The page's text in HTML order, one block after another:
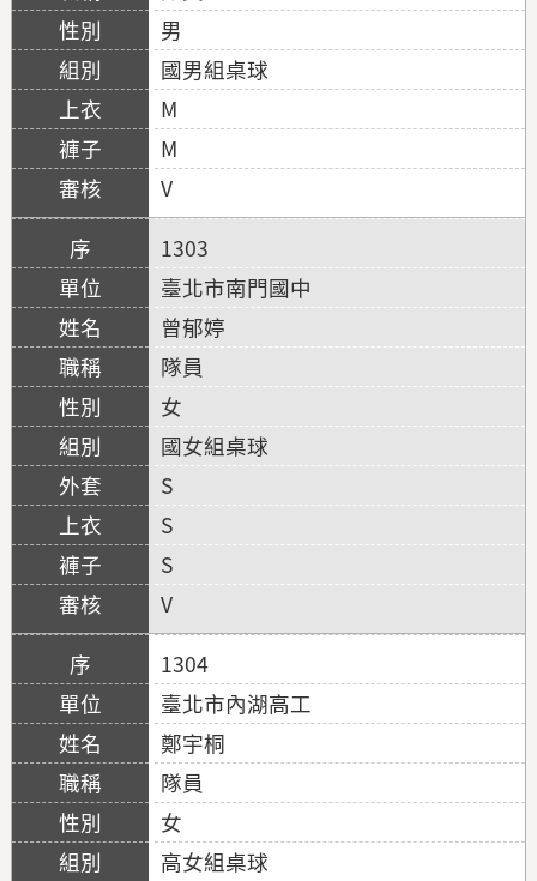
男
國男組桌球
M
M
V
1303
臺北市南門國中
曾郁婷
隊員
女
國女組桌球
S
S
S
V
1304
臺北市內湖高工
鄭宇桐
隊員
女
高女組桌球